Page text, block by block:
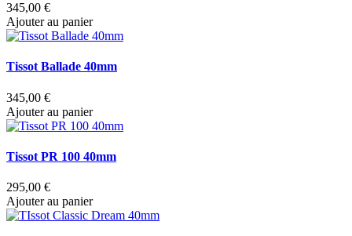
345,00 €
Ajouter au panier
Tissot Ballade 40mm
345,00 €
Ajouter au panier
Tissot PR 100 40mm
295,00 €
Ajouter au panier